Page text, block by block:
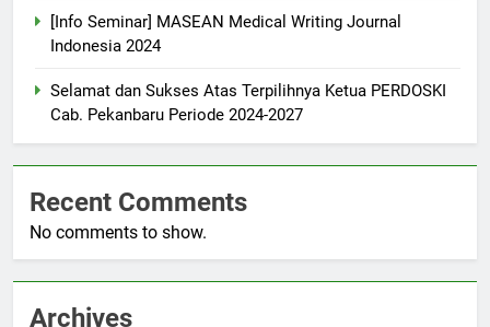
[Info Seminar] MASEAN Medical Writing Journal
Indonesia 2024
Selamat dan Sukses Atas Terpilihnya Ketua PERDOSKI
Cab. Pekanbaru Periode 2024-2027
Recent Comments
No comments to show.
Archives